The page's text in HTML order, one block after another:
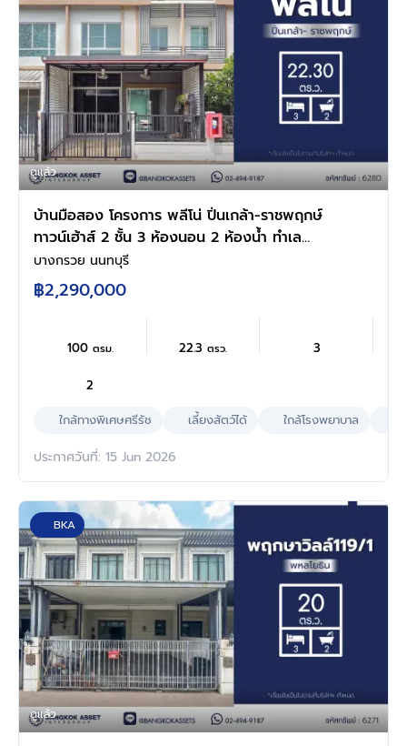
ดูแล้ว
บ้านมือสอง โครงการ พลีโน่ ปิ่นเกล้า-ราชพฤกษ์
ทาวน์เฮ้าส์ 2 ชั้น 3 ห้องนอน 2 ห้องน้ำ ทำเล
บางกรวย นนทบุรี ติดถนนราชพฤกษ์ ใกล้เซ็นทรัล
เวสต์วิลล์ ใกล้ทางด่วนศรีรัช เดินทางสะดวก
พร้อมเข้าอยู่
บางกรวย นนทบุรี
฿2,290,000
100 ตรม. 22.3ตรว. 3
2
ใกล้ทางพิเศษศรีรัช
เลี้ยงสัตว์ได้ ใกล้โรงพยาบาล
ประกาศวันที่: 15 Jun 2026
BKA
ดูแล้ว